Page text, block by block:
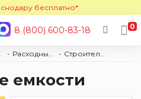
бесплатно*
8 (800) 600-83-18 0
емкости